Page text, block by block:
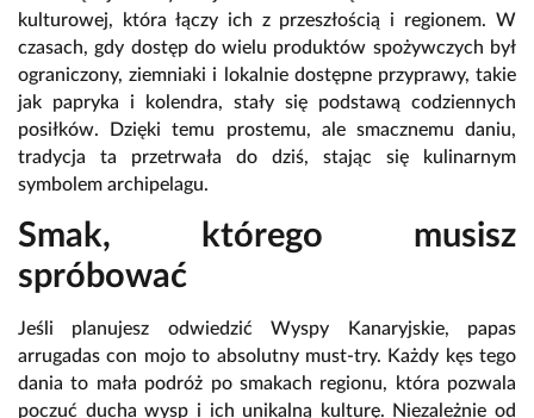
kulturowej, która łączy ich z przeszłością i regionem. W
czasach, gdy dostęp do wielu produktów spożywczych był
ograniczony, ziemniaki i lokalnie dostępne przyprawy, takie
jak papryka i kolendra, stały się podstawą codziennych
posiłków. Dzięki temu prostemu, ale smacznemu daniu,
tradycja ta przetrwała do dziś, stając się kulinarnym
symbolem archipelagu.
Smak, którego musisz
spróbować
Jeśli planujesz odwiedzić Wyspy Kanaryjskie, papas
arrugadas con mojo to absolutny must-try. Każdy kęs tego
dania to mała podróż po smakach regionu, która pozwala
poczuć ducha wysp i ich unikalną kulturę. Niezależnie od